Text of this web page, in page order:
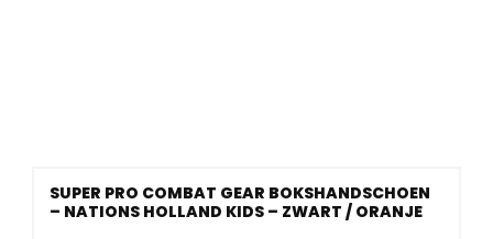
SUPER PRO COMBAT GEAR BOKSHANDSCHOEN
– NATIONS HOLLAND KIDS – ZWART / ORANJE